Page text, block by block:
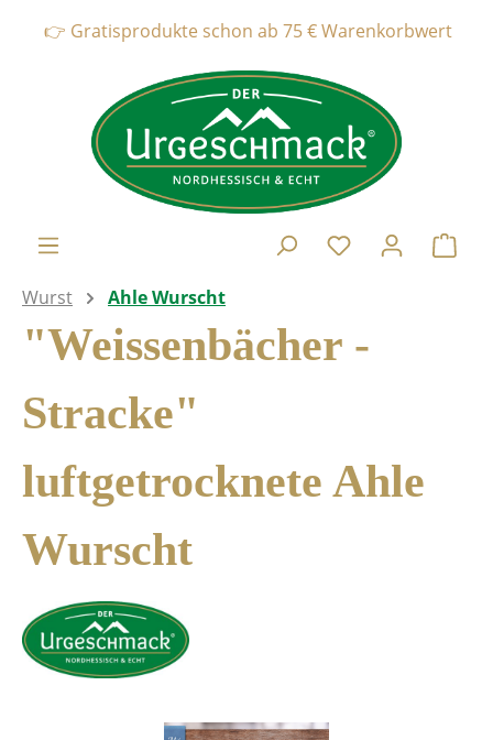
springen
👉 Gratisprodukte schon ab 75 € Warenkorbwert * *
Wurst Ahle Wurscht
"Weissenbächer -
Stracke"
luftgetrocknete Ahle
Wurscht
Bildergalerie überspringen